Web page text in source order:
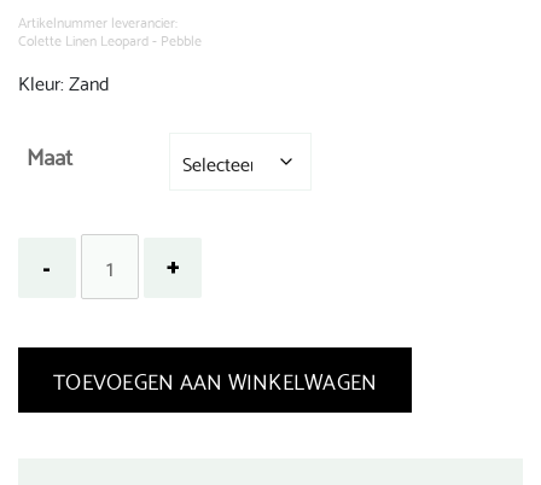
€ 69,99.
Artikelnummer leverancier:
Colette Linen Leopard - Pebble
Kleur: Zand
Maat
TOEVOEGEN AAN WINKELWAGEN